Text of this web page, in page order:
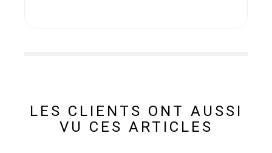
LES CLIENTS ONT AUSSI
VU CES ARTICLES